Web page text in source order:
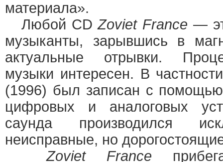
материала».
Любой CDZoviet France —
музыканты, зарывшись в
актуальные отрывки.
музыки интересен. В
(1996) был записан с
цифровых и аналоговых
саунда производился
неисправные, но
Zoviet France